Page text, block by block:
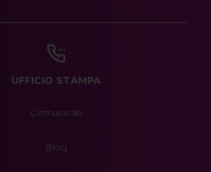
UFFICIO STAMPA
Comunicati
Blog